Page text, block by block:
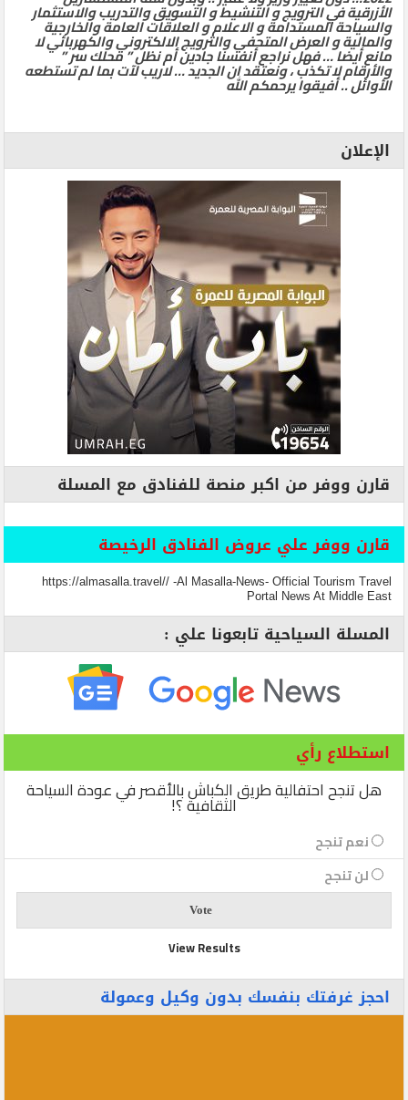
الأزرقية في الترويج و التنشيط و التسويق والتدريب والاستثمار
والسياحة المستدامة و الاعلام و العلاقات العامة والخارجية
والمالية و العرض المتحفي والترويج الالكتروني والكهربائي لا
مانع أيضا … فهل نراجع أنفسنا جادين أم نظل ” محلك سر ”
والأرقام لا تكذب ، ونعتقد ان الجديد … لاريب لآت بما لم تستطعه
الأوائل .. أفيقوا يرحمكم الله
الإعلان
قارن ووفر من اكبر منصة للفنادق مع المسلة
قارن ووفر علي عروض الفنادق الرخيصة
https://almasalla.travel// -Al Masalla-News- Official Tourism Travel
Portal News At Middle East
المسلة السياحية تابعونا علي :
استطلاع رأي
هل تنجح احتفالية طريق الكباش بالأقصر في عودة السياحة
الثقافية ؟!
نعم تنجح
لن تنجح
View Results
احجز غرفتك بنفسك بدون وكيل وعمولة